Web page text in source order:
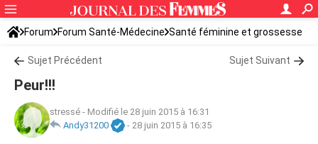
Forum Forum Santé-Médecine Santé féminine et grossesse
Tomber enceinte
Sujet Précédent Sujet Suivant
Peur!!!
stressé - Modifié le 28 juin 2015 à 16:31
Andy31200
- 28 juin 2015 à 16:35